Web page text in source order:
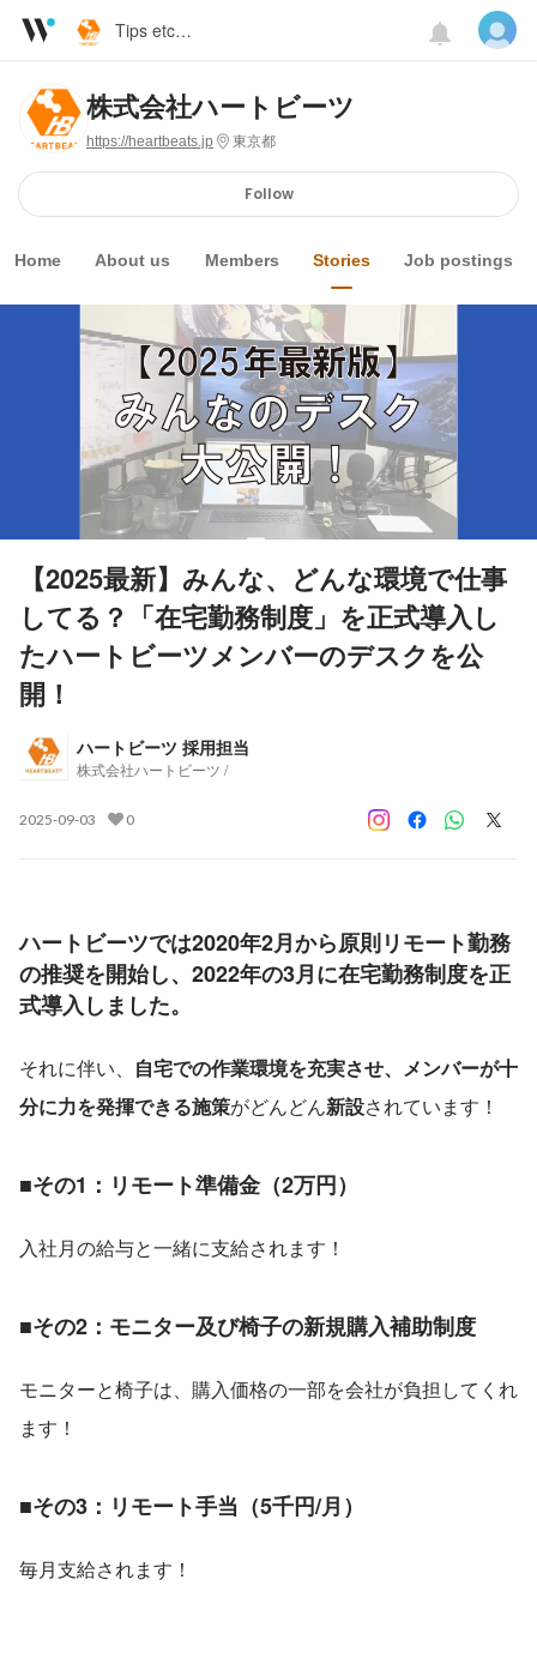
Tips etc…
株式会社ハートビーツ
https://heartbeats.jp 東京都
Follow
Home About us Members Stories Job postings
【2025最新】みんな、どんな環境で仕事
してる？「在宅勤務制度」を正式導入し
たハートビーツメンバーのデスクを公
開！
ハートビーツ 採用担当
株式会社ハートビーツ /
2025-09-03 0
ハートビーツでは2020年2月から原則リモート勤務
の推奨を開始し、 2022年の3月に在宅勤務制度を正
式導入しました。
それに伴い、 自宅での作業環境を充実させ、メンバーが十
分に力を発揮できる施策がどんどん新設されています！
■その1：リモート準備金（2万円）
入社月の給与と一緒に支給されます！
■その2：モニター及び椅子の新規購入補助制度
モニターと椅子は、購入価格の一部を会社が負担してくれ
ます！
■その3：リモート手当（5千円/月）
毎月支給されます！